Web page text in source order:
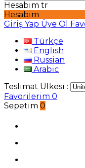
Hesabım tr
Hesabım
Giriş Yap Üye Ol
Türkçe
English
Russian
Arabic
Teslimat Ülkesi :
Favorilerim 0
Sepetim 0